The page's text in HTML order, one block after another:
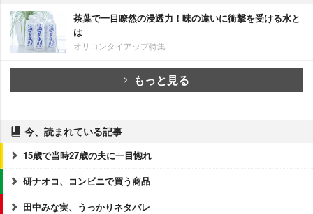
茶葉で一目瞭然の浸透力！味の違いに衝撃を受ける水と
は
オリコンタイアップ特集
もっと見る
今、読まれている記事
15歳で当時27歳の夫に一目惚れ
研ナオコ、コンビニで買う商品
田中みな実、うっかりネタバレ